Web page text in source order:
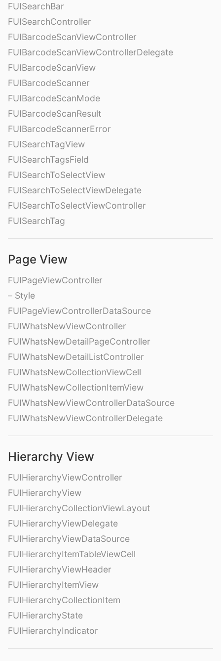
FUISearchBar
FUISearchController
FUIBarcodeScanViewController
FUIBarcodeScanViewControllerDelegate
FUIBarcodeScanView
FUIBarcodeScanner
FUIBarcodeScanMode
FUIBarcodeScanResult
FUIBarcodeScannerError
FUISearchTagView
FUISearchTagsField
FUISearchToSelectView
FUISearchToSelectViewDelegate
FUISearchToSelectViewController
FUISearchTag
Page View
FUIPageViewController
– Style
FUIPageViewControllerDataSource
FUIWhatsNewViewController
FUIWhatsNewDetailPageController
FUIWhatsNewDetailListController
FUIWhatsNewCollectionViewCell
FUIWhatsNewCollectionItemView
FUIWhatsNewViewControllerDataSource
FUIWhatsNewViewControllerDelegate
Hierarchy View
FUIHierarchyViewController
FUIHierarchyView
FUIHierarchyCollectionViewLayout
FUIHierarchyViewDelegate
FUIHierarchyViewDataSource
FUIHierarchyItemTableViewCell
FUIHierarchyViewHeader
FUIHierarchyItemView
FUIHierarchyCollectionItem
FUIHierarchyState
FUIHierarchyIndicator